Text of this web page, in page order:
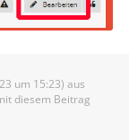
um 15:23) aus
diesem Beitrag